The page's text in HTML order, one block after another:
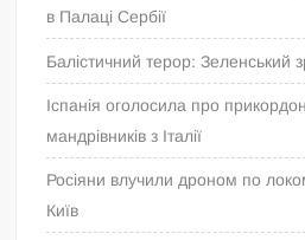
в Палаці Сербії
Балістичний терор: Зеленський
Іспанія оголосила про
мандрівників з Італії
Росіяни влучили дроном по
Київ